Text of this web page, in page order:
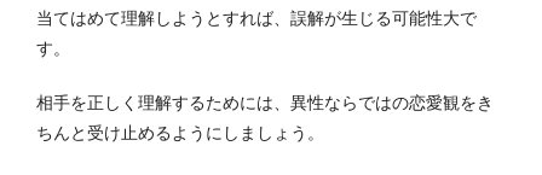
当てはめて理解しようとすれば、誤解が生じる可能性大で
す。
相手を正しく理解するためには、異性ならではの恋愛観をき
ちんと受け止めるようにしましょう。